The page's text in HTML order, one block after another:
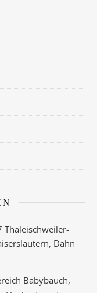
Thaleischweiler-
Dahn
Babybauch,